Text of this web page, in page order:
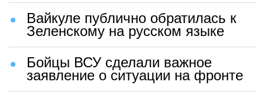
Вайкуле публично обратилась к
Зеленскому на русском языке
Бойцы ВСУ сделали важное
заявление о ситуации на фронте